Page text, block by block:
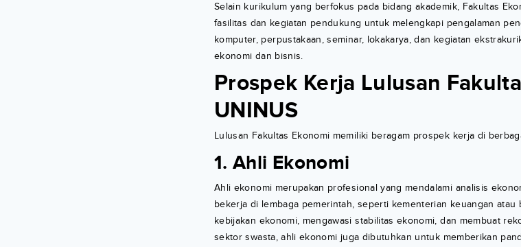
Selain kurikulum yang berfokus pada bidang akademik, Fakultas
fasilitas dan kegiatan pendukung untuk melengkapi pengalaman
komputer, perpustakaan, seminar, lokakarya, dan kegiatan
ekonomi dan bisnis.
Prospek Kerja Lulusan
UNINUS
Lulusan Fakultas Ekonomi memiliki beragam prospek kerja di
1. Ahli Ekonomi
Ahli ekonomi merupakan profesional yang mendalami analisis
bekerja di lembaga pemerintah, seperti kementerian keuangan atau
kebijakan ekonomi, mengawasi stabilitas ekonomi, dan membuat
sektor swasta, ahli ekonomi juga dibutuhkan untuk memberikan